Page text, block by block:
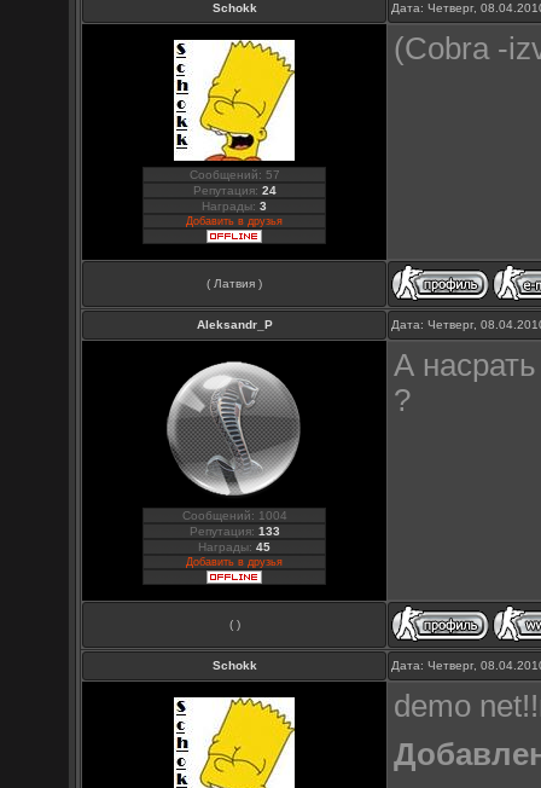
Schokk Дата: Четверг,
Сообщений: 57
Репутация: 24
Награды:3
Добавить в друзья
(Cobra -
( Латвия )
Aleksandr_P Дата: Четверг,
Сообщений: 1004
Репутация: 133
Награды:45
Добавить в друзья
А
?
( )
Schokk Дата: Четверг,
demo